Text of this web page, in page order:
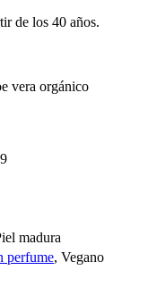
de los 40 años.
vera orgánico
madura
perfume, Vegano